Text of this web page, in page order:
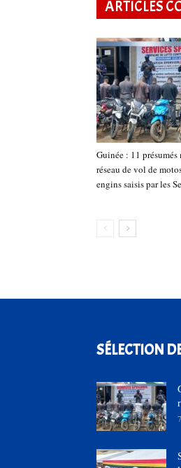
ARTICLES
Guinée : 11 présumés
réseau de vol de
engins saisis par les
SÉLECTION